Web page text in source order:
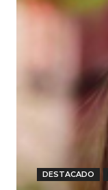
DESTACADO